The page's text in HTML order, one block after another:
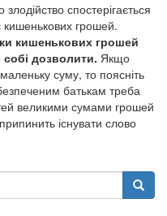
спостерігається
кишенькових грошей.
кишенькових грошей
собі дозволити. Якщо
суму, то поясніть
батькам треба
великими сумами грошей
існувати слово
Поиск